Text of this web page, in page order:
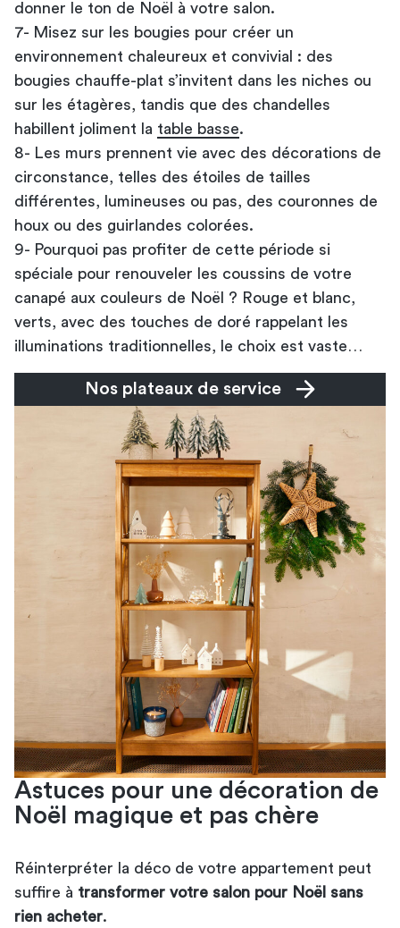
donner le ton de Noël à votre salon.
7- Misez sur les bougies pour créer un
environnement chaleureux et convivial : des
bougies chauffe-plat s’invitent dans les niches ou
sur les étagères, tandis que des chandelles
habillent joliment la table basse.
8- Les murs prennent vie avec des décorations de
circonstance, telles des étoiles de tailles
différentes, lumineuses ou pas, des couronnes de
houx ou des guirlandes colorées.
9- Pourquoi pas profiter de cette période si
spéciale pour renouveler les coussins de votre
canapé aux couleurs de Noël ? Rouge et blanc,
verts, avec des touches de doré rappelant les
illuminations traditionnelles, le choix est vaste…
Nos plateaux de service
Astuces pour une décoration de
Noël magique et pas chère
Réinterpréter la déco de votre appartement peut
suffire à transformer votre salon pour Noël sans
rien acheter.